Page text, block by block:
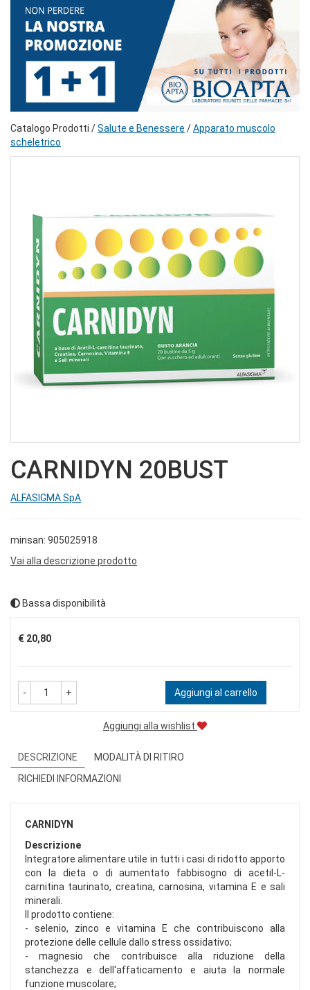
Catalogo Prodotti /Salute e Benessere /Apparato muscolo
scheletrico
CARNIDYN 20BUST
ALFASIGMA SpA
minsan: 905025918
Vai alla descrizione prodotto
Bassa disponibilità
Prezzo
€ 20,80
- + Aggiungi al carrello
Aggiungi alla wishlist
DESCRIZIONE
MODALITÀ DI RITIRO
RICHIEDI INFORMAZIONI
CARNIDYN
Descrizione
Integratore alimentare utile in tutti i casi di ridotto apporto
con la dieta o di aumentato fabbisogno di acetil-L-
carnitina taurinato, creatina, carnosina, vitamina E e sali
minerali.
Il prodotto contiene:
- selenio, zinco e vitamina E che contribuiscono alla
protezione delle cellule dallo stress ossidativo;
- magnesio che contribuisce alla riduzione della
stanchezza e dell'affaticamento e aiuta la normale
funzione muscolare;